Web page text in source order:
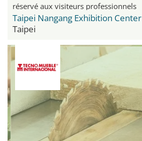
réservé aux visiteurs professionnels
Taipei Nangang Exhibition Center
Taipei